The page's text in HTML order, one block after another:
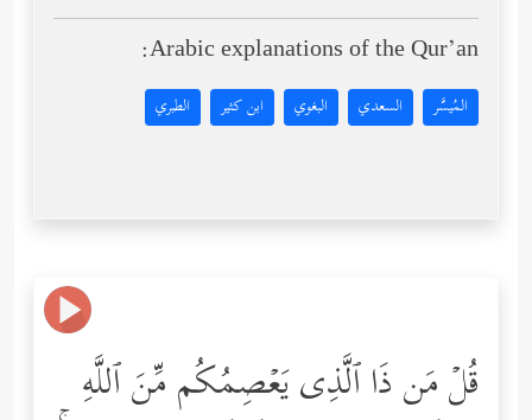
Arabic explanations of the Qur’an:
المُيسَّر السعدي البغوي ابن كثير الطبري
قُلۡ مَن ذَا ٱلَّذِی یَعۡصِمُكُم مِّنَ ٱللَّهِ